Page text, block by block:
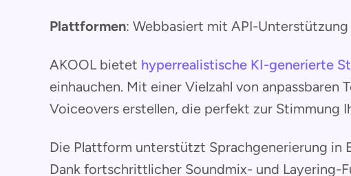
Plattformen: Webbasiert mit API-Unterstützung
AKOOL bietet hyperrealistische KI-generierte
einhauchen. Mit einer Vielzahl von anpassbaren
Voiceovers erstellen, die perfekt zur Stimmung
Die Plattform unterstützt Sprachgenerierung in
Dank fortschrittlicher Soundmix- und Layering-